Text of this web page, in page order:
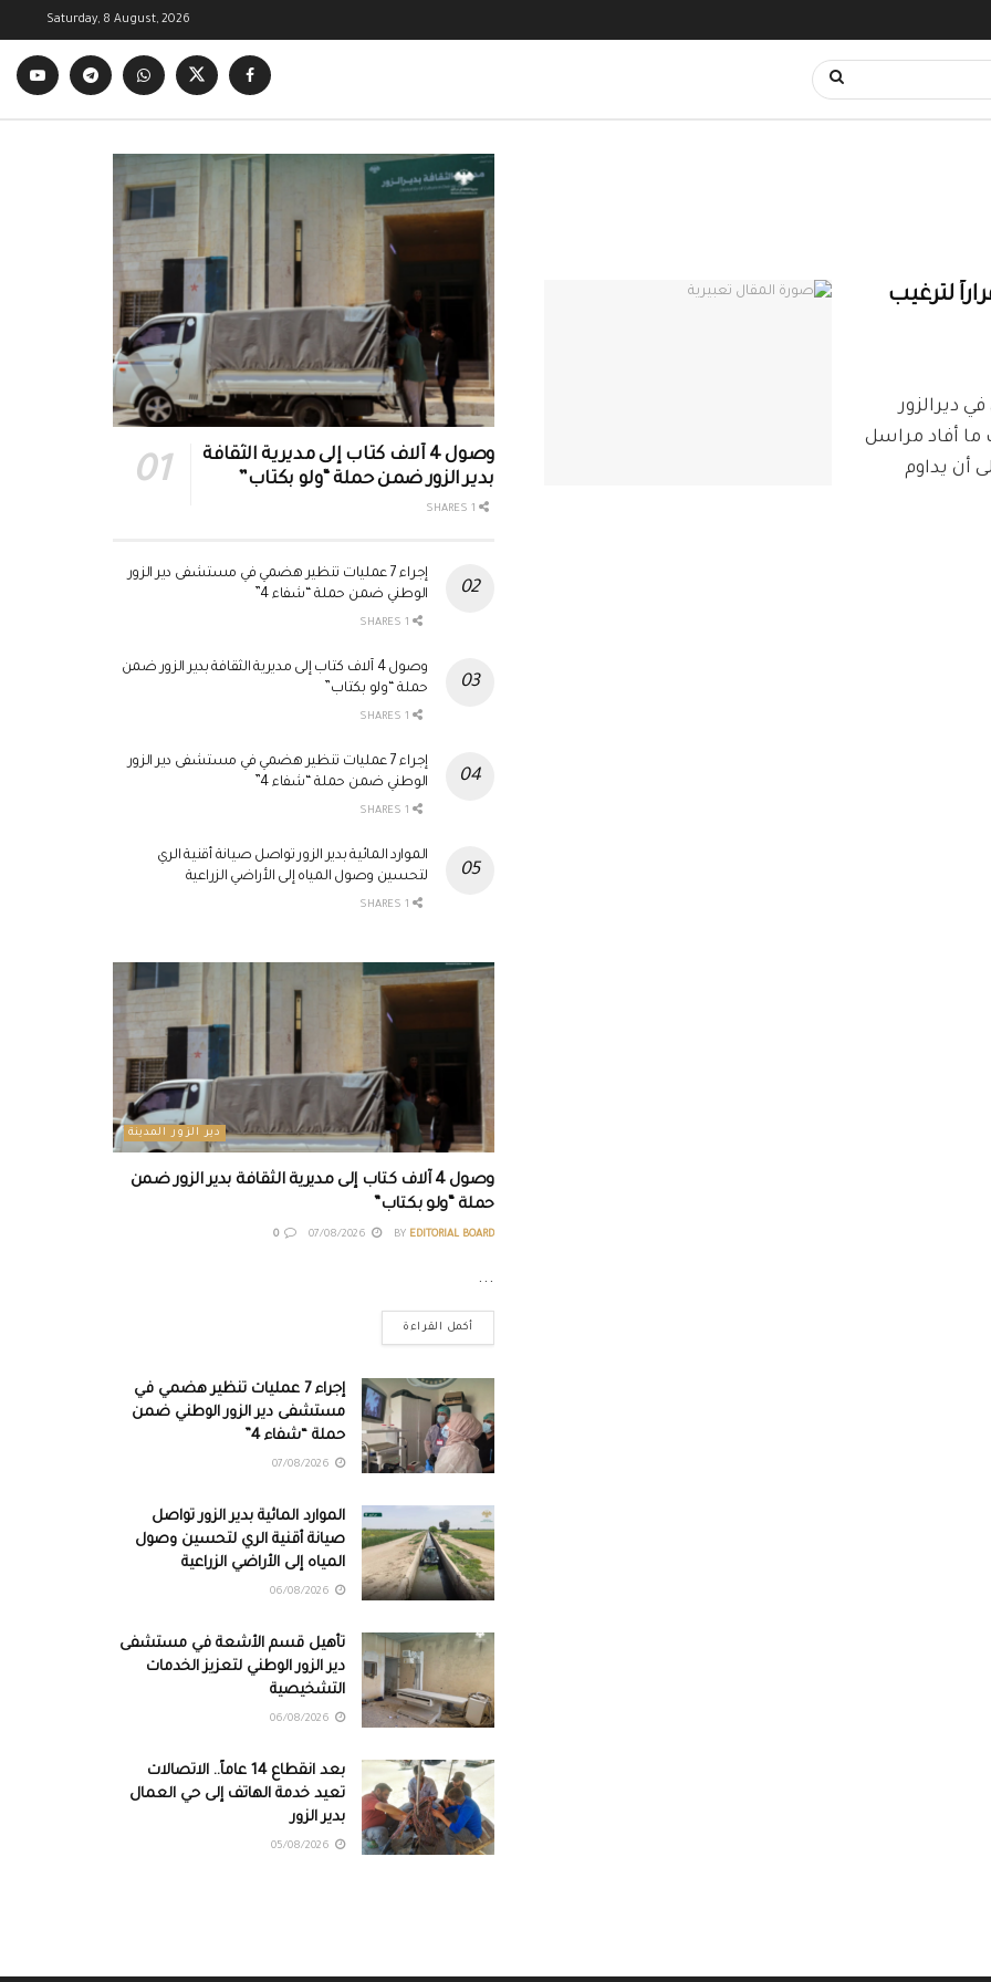
Saturday, 8 August, 2026
لترغيب
في ديرالزور
أفاد مراسل
على أن يداوم
وصول 4 آلاف كتاب إلى مديرية الثقافة
بدير الزور ضمن حملة “ولو بكتاب”
إجراء 7 عمليات تنظير هضمي في مستشفى دير الزور
الوطني ضمن حملة “شفاء 4”
وصول 4 آلاف كتاب إلى مديرية الثقافة بدير الزور ضمن
حملة “ولو بكتاب”
إجراء 7 عمليات تنظير هضمي في مستشفى دير الزور
الوطني ضمن حملة “شفاء 4”
الموارد المائية بدير الزور تواصل صيانة أقنية الري
لتحسين وصول المياه إلى الأراضي الزراعية
دير الزور المدينة
وصول 4 آلاف كتاب إلى مديرية الثقافة بدير الزور ضمن
حملة “ولو بكتاب”
BY EDITORIAL BOARD
0
...
أكمل القراءة
إجراء 7 عمليات تنظير هضمي في
مستشفى دير الزور الوطني ضمن
حملة “شفاء 4”
الموارد المائية بدير الزور تواصل
صيانة أقنية الري لتحسين وصول
المياه إلى الأراضي الزراعية
تأهيل قسم الأشعة في مستشفى
دير الزور الوطني لتعزيز الخدمات
التشخيصية
بعد انقطاع 14 عاماً.. الاتصالات
تعيد خدمة الهاتف إلى حي العمال
بدير الزور